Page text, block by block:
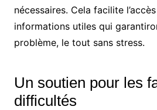
nécessaires. Cela facilite
informations utiles qui
problème, le tout sans stress.
Un soutien pour les
difficultés